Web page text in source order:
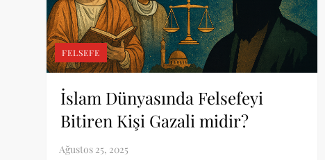
FELSEFE
İslam Dünyasında Felsefeyi
Bitiren Kişi Gazali midir?